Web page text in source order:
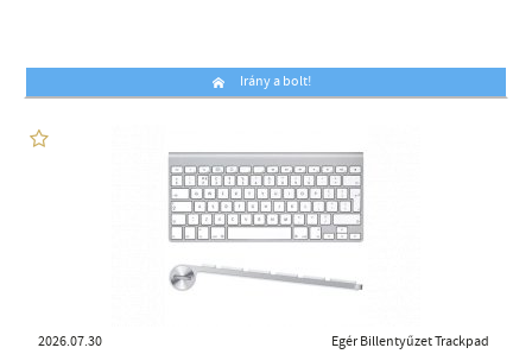
Irány a bolt!
2026.07.30 Egér Billentyűzet Trackpad